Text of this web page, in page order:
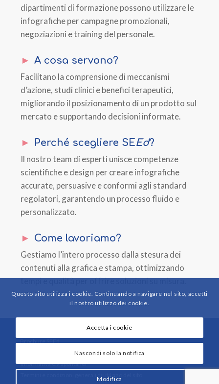
dipartimenti di formazione possono utilizzare le
infografiche per campagne promozionali,
negoziazioni e training del personale.
A cosa servono?
Facilitano la comprensione di meccanismi
d’azione, studi clinici e benefici terapeutici,
migliorando il posizionamento di un prodotto sul
mercato e supportando decisioni informate.
Perché scegliere SEEd?
Il nostro team di esperti unisce competenze
scientifiche e design per creare infografiche
accurate, persuasive e conformi agli standard
regolatori, garantendo un processo fluido e
personalizzato.
Come lavoriamo?
Gestiamo l’intero processo dalla stesura dei
contenuti alla grafica e stampa, ottimizzando
tempi e qualità per offrire soluzioni su misura.
SEEd srl Società Benefit - P. IVA08077480013
Informativa privacy e cookie policy
Informativa CV spontanei
Questo sito utilizza i cookie. Continuando a navigare nel sito, accetti
il ​​nostro utilizzo dei cookie.
Accetta i cookie
Nascondi solo la notifica
Modifica